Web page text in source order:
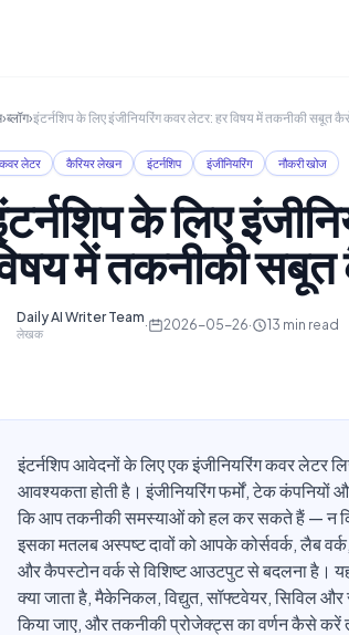
›ब्लॉग›इंटर्नशिप के लिए इंजीनियरिंग कवर लेटर: हर विषय में तकनीकी सबूत
कवर लेटर कैरियर लेखन इंटर्नशिप इंजीनियरिंग नौकरी खोज
के लिए
में तकनीकी
Daily AI Writer Team
लेखक
· 2026-05-26· 13 min read
इंटर्नशिप आवेदनों के लिए एक इंजीनियरिंग कवर लेटर
आवश्यकता होती है। इंजीनियरिंग फर्मों, टेक
कि आप तकनीकी समस्याओं को हल कर सकते हैं — न
इसका मतलब अस्पष्ट दावों को आपके कोर्सवर्क, लैब
और कैपस्टोन वर्क से विशिष्ट आउटपुट से बदलना है।
क्या जाता है, मैकेनिकल, विद्युत, सॉफ्टवेयर, सिविल
किया जाए, और तकनीकी प्रोजेक्ट्स का वर्णन कैसे करें